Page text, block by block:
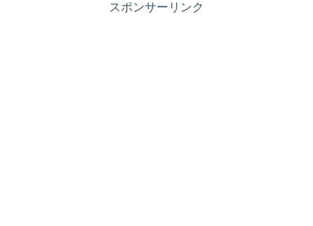
スポンサーリンク